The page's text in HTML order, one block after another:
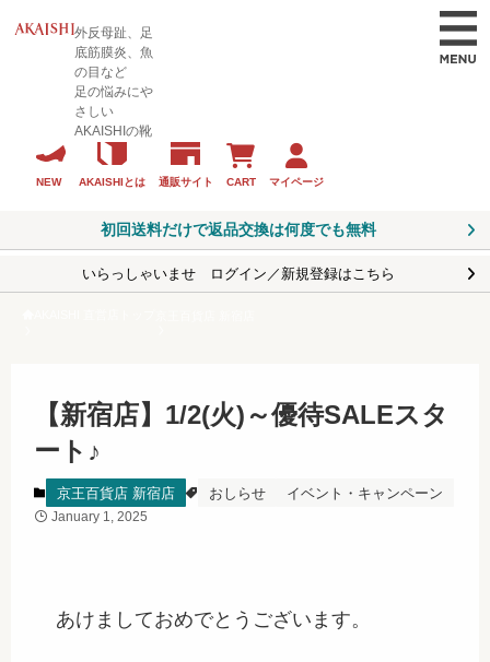
外反母趾、足
底筋膜炎、魚
の目など
足の悩みにや
さしい
AKAISHIの靴
NEW AKAISHIとは 通販サイト CART マイページ
初回送料だけで返品交換は何度でも無料
いらっしゃいませ ログイン／新規登録はこちら
【新宿店】1/2(火)～優待SALEスタ
ート♪
京王百貨店 新宿店 おしらせ イベント・キャンペーン
January 1, 2025
あけましておめでとうございます。